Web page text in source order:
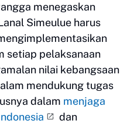
menegaskan
Simeulue harus
setiap pelaksanaan
nilai kebangsaan
mendukung tugas
dalam menjaga
dan